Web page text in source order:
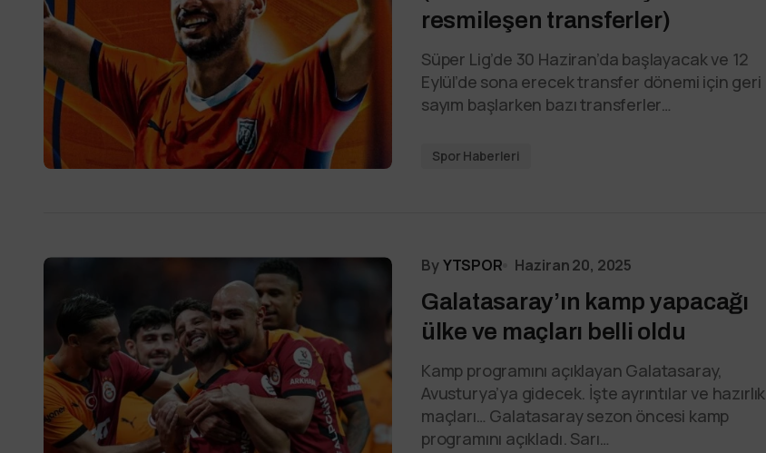
resmileşen transferler)
Süper Lig’de 30 Haziran’da başlayacak ve 12
Eylül’de sona erecek transfer dönemi için geri
sayım başlarken bazı transferler…
Spor Haberleri
ByYTSPOR Haziran 20, 2025
Galatasaray’ın kamp yapacağı
ülke ve maçları belli oldu
Kamp programını açıklayan Galatasaray,
Avusturya’ya gidecek. İşte ayrıntılar ve hazırlık
maçları… Galatasaray sezon öncesi kamp
programını açıkladı. Sarı…